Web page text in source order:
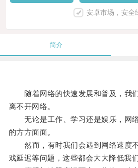
安卓市场，安全
简介
随着网络的快速发展和普及，我
离不开网络。
无论是工作、学习还是娱乐，网
的方方面面。
然而，有时我们会遇到网络速度
戏延迟等问题，这些都会大大降低我